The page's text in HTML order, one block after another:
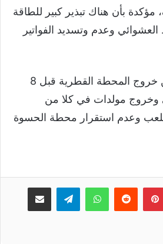
بأن هناك تبذير كبير للطاقة
وعدم وتسديد الفواتير
وأعلنت المؤسسة عن خروج المحطة القطرية قبل 8
مولدات في كلا من
وعدم استقرار محطة الحسوة
بينتيريست واتسابتيلقرام مشاركة عبر البريد